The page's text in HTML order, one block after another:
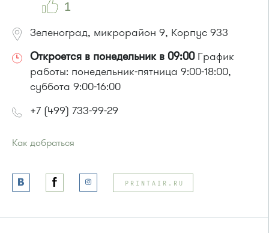
1
Зеленоград, микрорайон 9, Корпус 933
Откроется в понедельник в 09:00График
работы: понедельник-пятница 9:00-18:00,
суббота 9:00-16:00
+7 (499) 733-99-29
Как добраться
Автобус № 1, 10, 11, 12, 13, 15, 23, 31.PRINTAIR.RU